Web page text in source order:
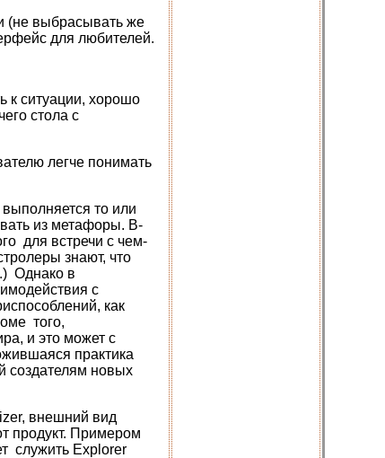
(не выбрасывать же
для любителей.
к ситуации, хорошо
стола с
легче понимать
то или
из метафоры. В-
для встречи с чем-
знают, что
Однако в
с
как
того,
и это может с
практика
создателям новых
внешний вид
продукт. Примером
служить Explorer